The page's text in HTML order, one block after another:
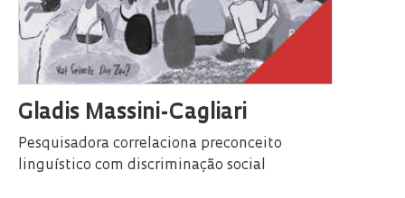
Gladis Massini-Cagliari
Pesquisadora correlaciona preconceito
linguístico com discriminação social